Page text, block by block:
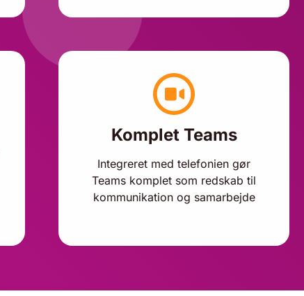
Komplet Teams
Integreret med telefonien gør
Teams komplet som redskab til
kommunikation og samarbejde